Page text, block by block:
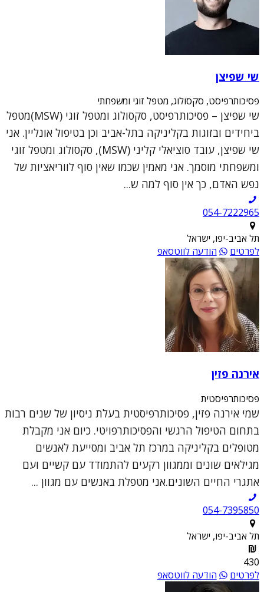
שי שפיצן
פסיכותרפיסט, סקסולוג, מטפל זוגי ומשפחתי
שי שפיצן – פסיכותרפיסט, סקסולוג ומטפל זוגי (MSW)מטפל
ביחידים ובזוגות בקליניקה בתל-אביב וכן בטיפול אונליין. אני
שי שפיצן, עובד סוציאלי קליני (MSW), סקסולוג ומטפל זוגי
ומשפחתי מוסמך. אני מאמין שכמו שאין סוף לווריאציות של
נפש האדם, כך אין סוף למה ש...
054-7222965
תל אביב-יפו, ישראל
לפרטים
הודעה לווטסאפ
אירנה פזין
פסיכותרפיסטית
שמי אירנה פזין, פסיכותרפיסטית בעלת ניסיון של שנים רבות
בתחום הטיפול הרגשי והפסיכותרפויטי. כיום אני מקבלת
מטופלים בקליניקה במרכז תל אביב ומסייעת לאנשים
מגילאים שונים וממגוון רקעים להתמודד עם קשיים ועם
אתגרי החיים השונים.אני מטפלת באנשים עם מגוון ...
054-7395850
תל אביב-יפו, ישראל
430
לפרטים
הודעה לווטסאפ